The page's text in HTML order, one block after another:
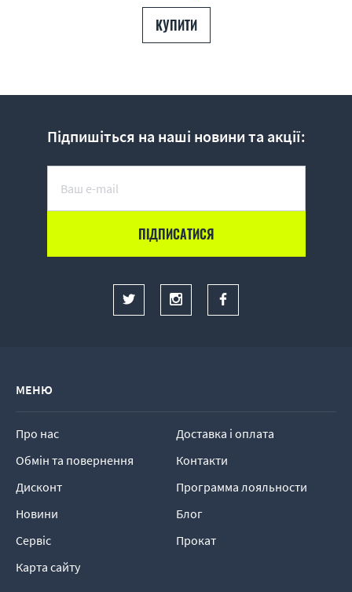
КУПИТИ
Підпишіться на наші новини та акції:
МЕНЮ
Про нас
Доставка і оплата
Обмін та повернення
Контакти
Дисконт
Программа лояльности
Новини
Блог
Сервіс
Прокат
Карта сайту